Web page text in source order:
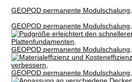
GEOPOD permanente Modulschalung,
GEOPOD permanente Modulschalung,
GEOPOD permanente Modulschalung,
GEOPOD permanente Modulschalung,